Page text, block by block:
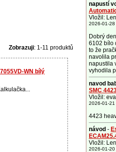
Zobrazuji: 1-11 produktů
WN bílý
napustí
Vložil:
2026-01-
Dobrý
6102 bílo
to že
navolila
napustila
vyhodila
navod
SMC
Vložil:
2026-01-
4423
návod -
Vložil:
2026-01-